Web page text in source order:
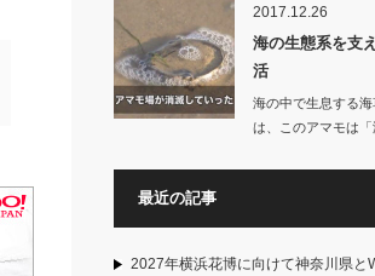
2017.12.26
海の生態系を支
活
海の中で生息する
は、このアマモは「
最近の記事
2027年横浜花博に向けて神奈川県